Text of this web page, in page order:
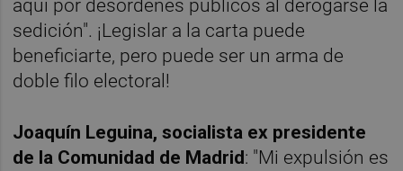
aquí por desórdenes públicos al derogarse la
sedición". ¡Legislar a la carta puede
beneficiarte, pero puede ser un arma de
doble filo electoral!
Joaquín Leguina, socialista ex presidente
de la Comunidad de Madrid: "Mi expulsión es